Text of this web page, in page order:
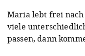
Maria lebt frei
viele
passen, dann